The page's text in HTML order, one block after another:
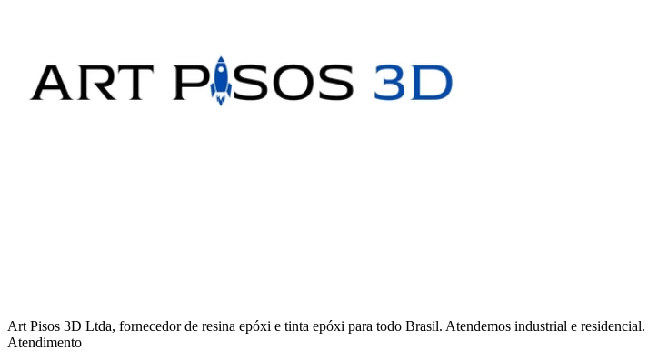
Art Pisos 3D Ltda, fornecedor de resina epóxi e tinta epóxi para todo Brasil. Atendemos industrial e residencial.
Atendimento